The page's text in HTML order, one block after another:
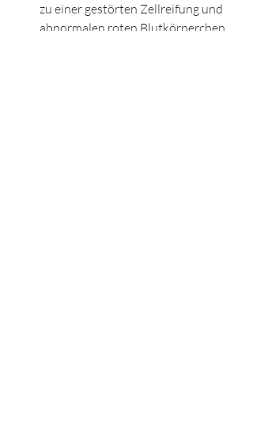
zu einer gestörten Zellreifung und
abnormalen roten Blutkörperchen.